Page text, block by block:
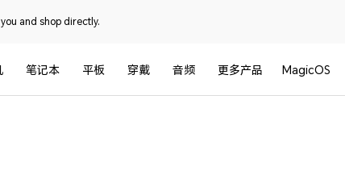
and shop directly.
笔记本 平板 穿戴 音频 更多产品 MagicOS